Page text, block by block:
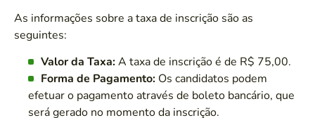
As informações sobre a taxa de inscrição são as
seguintes:
Valor da Taxa:A taxa de inscrição é de R$ 75,00.
Forma de Pagamento: Os candidatos podem
efetuar o pagamento através de boleto bancário, que
será gerado no momento da inscrição.